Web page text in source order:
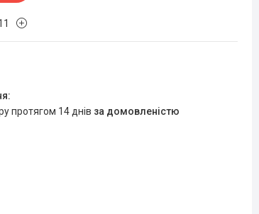
протягом 14 днів за домовленістю